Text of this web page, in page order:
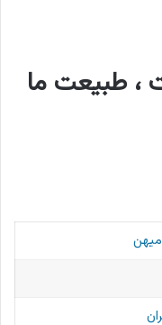
، طبیعت ما